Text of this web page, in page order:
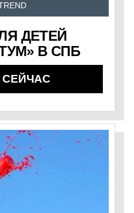
ДЕТЕЙ
В СПБ
СЕЙЧАС